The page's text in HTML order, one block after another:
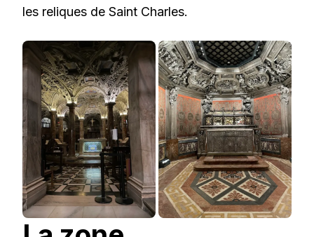
les reliques de Saint Charles.